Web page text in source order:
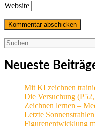
Website
Neueste
Mit KI zeichnen
Die Versuchung
Zeichnen lernen –
Letzte
Figurenentwicklung